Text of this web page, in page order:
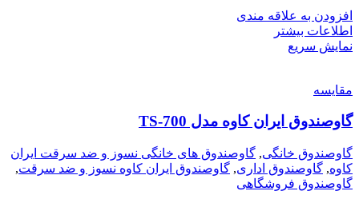
افزودن به علاقه مندی
اطلاعات بیشتر
نمایش سریع
مقايسه
گاوصندوق ایران کاوه مدل TS-700
گاوصندوق خانگی, گاوصندوق های خانگی نسوز و ضد سرقت ایران
کاوه, گاوصندوق اداری, گاوصندوق ایران کاوه نسوز و ضد سرقت,
گاوصندوق فروشگاهی